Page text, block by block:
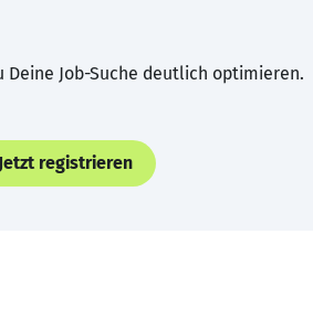
Job-Suche deutlich optimieren.
Jetzt registrieren